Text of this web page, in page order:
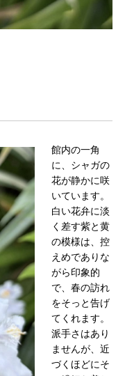
館内の一角
に、シャガの
花が静かに咲
いています。
白い花弁に淡
く差す紫と黄
の模様は、控
えめでありな
がら印象的
で、春の訪れ
をそっと告げ
てくれます。
派手さはあり
ませんが、近
づくほどにそ